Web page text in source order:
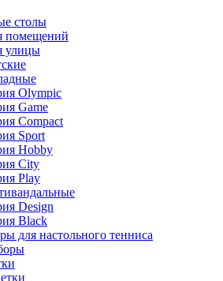
столы
помещений
улицы
Olympic
Game
Compact
Sport
Hobby
City
Play
Design
Black
для настольного тенниса